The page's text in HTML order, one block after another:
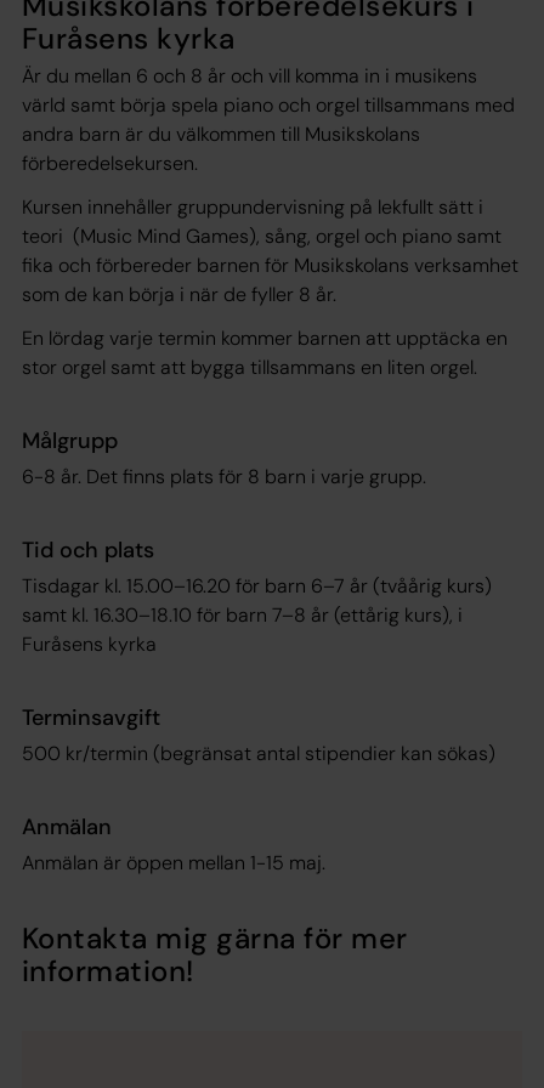
Furåsens kyrka
Är du mellan 6 och 8 år och vill komma in i musikens
värld samt börja spela piano och orgel tillsammans med
andra barn är du välkommen till Musikskolans
förberedelsekursen.
Kursen innehåller gruppundervisning på lekfullt sätt i
teori (Music Mind Games), sång, orgel och piano samt
fika och förbereder barnen för Musikskolans verksamhet
som de kan börja i när de fyller 8 år.
En lördag varje termin kommer barnen att upptäcka en
stor orgel samt att bygga tillsammans en liten orgel.
Målgrupp
6-8 år. Det finns plats för 8 barn i varje grupp.
Tid och plats
Tisdagar kl. 15.00–16.20 för barn 6–7 år (tvåårig kurs)
samt kl. 16.30–18.10 för barn 7–8 år (ettårig kurs), i
Furåsens kyrka
Terminsavgift
500 kr/termin (begränsat antal stipendier kan sökas)
Anmälan
Anmälan är öppen mellan 1-15 maj.
Kontakta mig gärna för mer
information!